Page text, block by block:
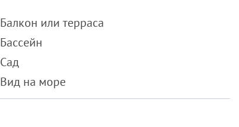
Балкон или терраса
Бассейн
Сад
Вид на море